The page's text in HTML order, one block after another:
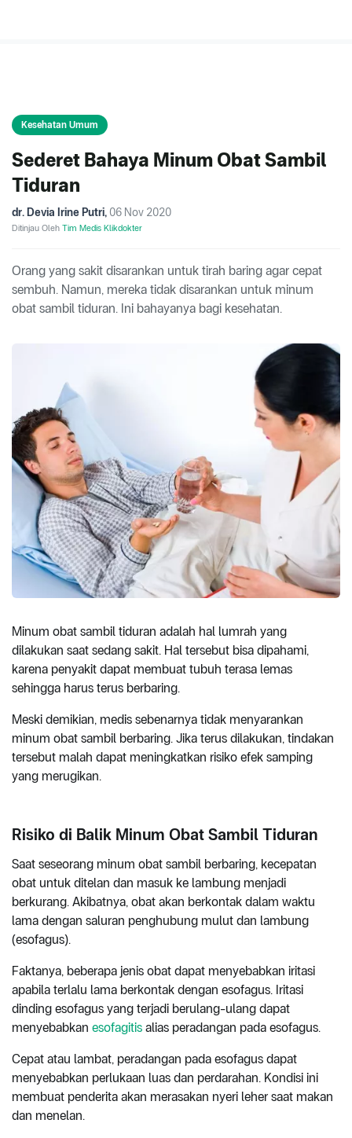
Kesehatan Umum
Sederet Bahaya Minum Obat Sambil
Tiduran
dr. Devia Irine Putri, 06 Nov 2020
Ditinjau Oleh Tim Medis Klikdokter
Orang yang sakit disarankan untuk tirah baring agar cepat
sembuh. Namun, mereka tidak disarankan untuk minum
obat sambil tiduran. Ini bahayanya bagi kesehatan.
Minum obat sambil tiduran adalah hal lumrah yang
dilakukan saat sedang sakit. Hal tersebut bisa dipahami,
karena penyakit dapat membuat tubuh terasa lemas
sehingga harus terus berbaring.
Meski demikian, medis sebenarnya tidak menyarankan
minum obat sambil berbaring. Jika terus dilakukan, tindakan
tersebut malah dapat meningkatkan risiko efek samping
yang merugikan.
Risiko di Balik Minum Obat Sambil Tiduran
Saat seseorang minum obat sambil berbaring, kecepatan
obat untuk ditelan dan masuk ke lambung menjadi
berkurang. Akibatnya, obat akan berkontak dalam waktu
lama dengan saluran penghubung mulut dan lambung
(esofagus).
Faktanya, beberapa jenis obat dapat menyebabkan iritasi
apabila terlalu lama berkontak dengan esofagus. Iritasi
dinding esofagus yang terjadi berulang-ulang dapat
menyebabkan esofagitis alias peradangan pada esofagus.
Cepat atau lambat, peradangan pada esofagus dapat
menyebabkan perlukaan luas dan perdarahan. Kondisi ini
membuat penderita akan merasakan nyeri leher saat makan
dan menelan.